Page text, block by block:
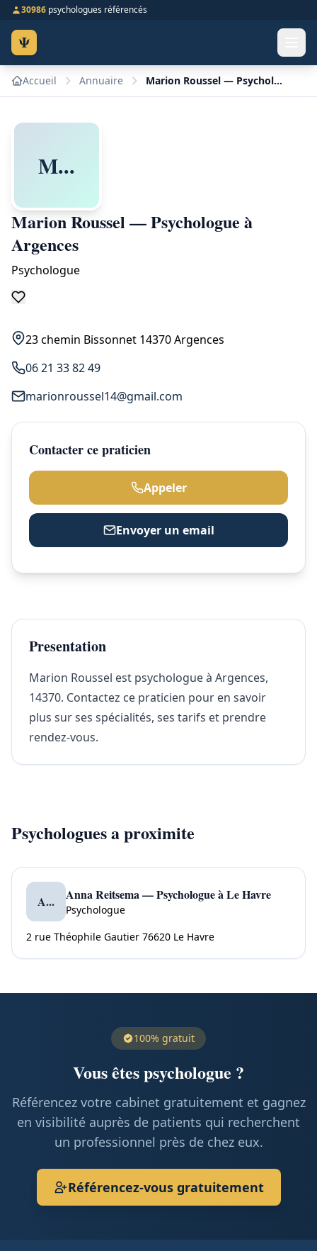
30986 psychologues référencés
Ψ
Accueil Annuaire Marion Roussel — Psychologue à Argences
M...
Marion Roussel — Psychologue à
Argences
Psychologue
23 chemin Bissonnet 14370 Argences
06 21 33 82 49
marionroussel14@gmail.com
Contacter ce praticien
Appeler
Envoyer un email
Presentation
Marion Roussel est psychologue à Argences,
14370. Contactez ce praticien pour en savoir
plus sur ses spécialités, ses tarifs et prendre
rendez-vous.
Psychologues a proximite
A... Anna Reitsema — Psychologue à Le Havre
Psychologue
2 rue Théophile Gautier 76620 Le Havre
100% gratuit
Vous êtes psychologue ?
Référencez votre cabinet gratuitement et gagnez
en visibilité auprès de patients qui recherchent
un professionnel près de chez eux.
Référencez-vous gratuitement